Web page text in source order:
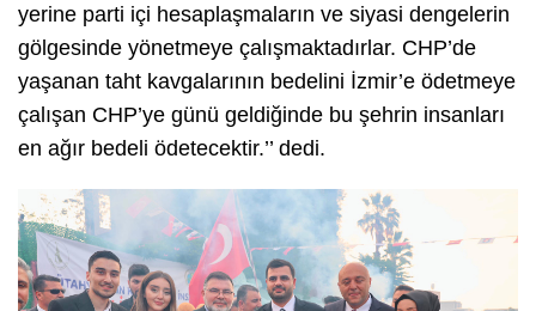
yerine parti içi hesaplaşmaların ve siyasi dengelerin
gölgesinde yönetmeye çalışmaktadırlar. CHP’de
yaşanan taht kavgalarının bedelini İzmir’e ödetmeye
çalışan CHP’ye günü geldiğinde bu şehrin insanları
en ağır bedeli ödetecektir.’’ dedi.